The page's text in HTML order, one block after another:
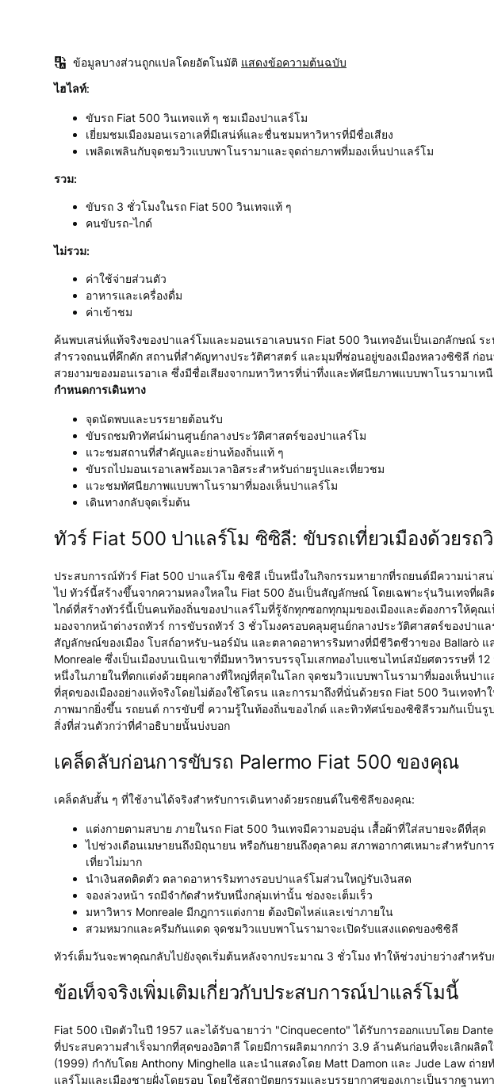
ข้อมูลบางส่วนถูกแปลโดยอัตโนมัติ แสดงข้อความต้นฉบับ
ไฮไลท์:
ขับรถ Fiat 500 วินเทจแท้ ๆ ชมเมืองปาแลร์โม
เยี่ยมชมเมืองมอนเรอาเลที่มีเสน่ห์และชื่นชมมหาวิหารที่มีชื่อเสียง
เพลิดเพลินกับจุดชมวิวแบบพาโนรามาและจุดถ่ายภาพที่มองเห็นปาแลร์โม
รวม:
ขับรถ 3 ชั่วโมงในรถ Fiat 500 วินเทจแท้ ๆ
คนขับรถ-ไกด์
ไม่รวม:
ค่าใช้จ่ายส่วนตัว
อาหารและเครื่องดื่ม
ค่าเข้าชม
ค้นพบเสน่ห์แท้จริงของปาแลร์โมและมอนเรอาเลบนรถ Fiat 500 วินเทจอันเป็นเอกลักษณ์
สำรวจถนนที่คึกคัก สถานที่สำคัญทางประวัติศาสตร์ และมุมที่ซ่อนอยู่ของเมืองหลวงซิซิลี ก่อน
สวยงามของมอนเรอาเล ซึ่งมีชื่อเสียงจากมหาวิหารที่น่าทึ่งและทัศนียภาพแบบพาโนรามาเห
กำหนดการเดินทาง
จุดนัดพบและบรรยายต้อนรับ
ขับรถชมทิวทัศน์ผ่านศูนย์กลางประวัติศาสตร์ของปาแลร์โม
แวะชมสถานที่สำคัญและย่านท้องถิ่นแท้ ๆ
ขับรถไปมอนเรอาเลพร้อมเวลาอิสระสำหรับถ่ายรูปและเที่ยวชม
แวะชมทัศนียภาพแบบพาโนรามาที่มองเห็นปาแลร์โม
เดินทางกลับจุดเริ่มต้น
ทัวร์ Fiat 500 ปาแลร์โม ซิซิลี: ขับรถเที่ยวเมืองด้วยรถ
ประสบการณ์ทัวร์ Fiat 500 ปาแลร์โม ซิซิลี เป็นหนึ่งในกิจกรรมหายากที่รถยนต์มีความน่าส
ไป ทัวร์นี้สร้างขึ้นจากความหลงใหลใน Fiat 500 อันเป็นสัญลักษณ์ โดยเฉพาะรุ่นวินเทจที่ผ
ไกด์ที่สร้างทัวร์นี้เป็นคนท้องถิ่นของปาแลร์โมที่รู้จักทุกซอกทุกมุมของเมืองและต้องการให้คุ
มองจากหน้าต่างรถทัวร์ การขับรถทัวร์ 3 ชั่วโมงครอบคลุมศูนย์กลางประวัติศาสตร์ของปาแ
สัญลักษณ์ของเมือง โบสถ์อาหรับ-นอร์มัน และตลาดอาหารริมทางที่มีชีวิตชีวาของ Ballarò แ
Monreale ซึ่งเป็นเมืองบนเนินเขาที่มีมหาวิหารบรรจุโมเสกทองไบแซนไทน์สมัยศตวรรษที่
หนึ่งในภายในที่ตกแต่งด้วยยุคกลางที่ใหญ่ที่สุดในโลก จุดชมวิวแบบพาโนรามาที่มองเห็นปาแ
ที่สุดของเมืองอย่างแท้จริงโดยไม่ต้องใช้โดรน และการมาถึงที่นั่นด้วยรถ Fiat 500 วินเทจท
ภาพมากยิ่งขึ้น รถยนต์ การขับขี่ ความรู้ในท้องถิ่นของไกด์ และทิวทัศน์ของซิซิลีรวมกันเป็น
สิ่งที่ส่วนตัวกว่าที่คำอธิบายนั้นบ่งบอก
เคล็ดลับก่อนการขับรถ Palermo Fiat 500 ของคุณ
เคล็ดลับสั้น ๆ ที่ใช้งานได้จริงสำหรับการเดินทางด้วยรถยนต์ในซิซิลีของคุณ:
แต่งกายตามสบาย ภายในรถ Fiat 500 วินเทจมีความอบอุ่น เสื้อผ้าที่ใส่สบายจะดีที่สุด
ไปช่วงเดือนเมษายนถึงมิถุนายน หรือกันยายนถึงตุลาคม สภาพอากาศเหมาะสำหรับก
เที่ยวไม่มาก
นำเงินสดติดตัว ตลาดอาหารริมทางรอบปาแลร์โมส่วนใหญ่รับเงินสด
จองล่วงหน้า รถมีจำกัดสำหรับหนึ่งกลุ่มเท่านั้น ช่องจะเต็มเร็ว
มหาวิหาร Monreale มีกฎการแต่งกาย ต้องปิดไหล่และเข่าภายใน
สวมหมวกและครีมกันแดด จุดชมวิวแบบพาโนรามาจะเปิดรับแสงแดดของซิซิลี
ทัวร์เต็มวันจะพาคุณกลับไปยังจุดเริ่มต้นหลังจากประมาณ 3 ชั่วโมง ทำให้ช่วงบ่ายว่างสำหรับ
ข้อเท็จจริงเพิ่มเติมเกี่ยวกับประสบการณ์ปาแลร์โมนี้
Fiat 500 เปิดตัวในปี 1957 และได้รับฉายาว่า "Cinquecento" ได้รับการออกแบบโดย
ที่ประสบความสำเร็จมากที่สุดของอิตาลี โดยมีการผลิตมากกว่า 3.9 ล้านคันก่อนที่จะเลิกผลิต
(1999) กำกับโดย Anthony Minghella และนำแสดงโดย Matt Damon และ Jude Law ถ่าย
แลร์โมและเมืองชายฝั่งโดยรอบ โดยใช้สถาปัตยกรรมและบรรยากาศของเกาะเป็นรากฐา